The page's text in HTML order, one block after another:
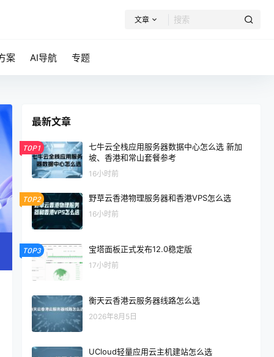
文章
案 AI导航 专题
最新文章
TOP1
七牛云全栈应用服务器数据中心怎么选 新加
坡、香港和常山套餐参考
16小时前
TOP2 野草云香港物理服务器和香港VPS怎么选
16小时前
TOP3 宝塔面板正式发布12.0稳定版
17小时前
衡天云香港云服务器线路怎么选
2026年8月5日
UCloud轻量应用云主机建站怎么选